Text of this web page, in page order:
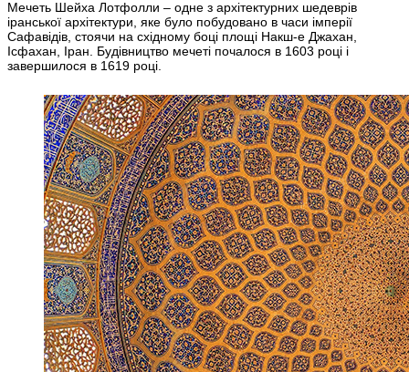
Мечеть Шейха Лотфолли – одне з архітектурних шедеврів
іранської архітектури, яке було побудовано в часи імперії
Сафавідів, стоячи на східному боці площі Накш-е Джахан,
Ісфахан, Іран. Будівництво мечеті почалося в 1603 році і
завершилося в 1619 році.